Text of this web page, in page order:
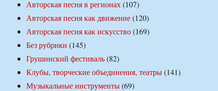
Авторская песня в регионах(107)
Авторская песня как движение(120)
Авторская песня как искусство(169)
Без рубрики (145)
Грушинский фестиваль(82)
Клубы, творческие объединения, театры(141)
Музыкальные инструменты(69)